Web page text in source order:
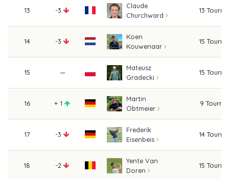
13 -3
Claude
Churchward
13
14 -3
Koen
Kouwenaar
15
15 —
Mateusz
Gradecki
15
16 + 1
Martin
Obtmeier
9
17 -3
Frederik
Eisenbeis
14
18 -2
Yente Van
Doren
15